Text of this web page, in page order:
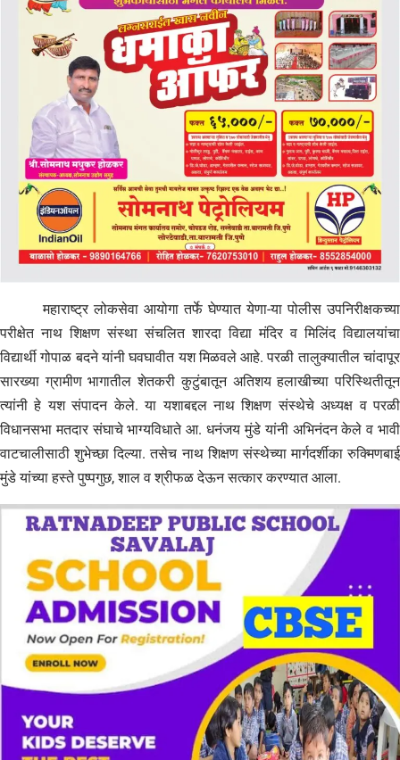
महाराष्ट्र लोकसेवा आयोगा तर्फे घेण्यात येणा-या पोलीस उपनिरीक्षकच्या
परीक्षेत नाथ शिक्षण संस्था संचलित शारदा विद्या मंदिर व मिलिंद विद्यालयांचा
विद्यार्थी गोपाळ बदने यांनी घवघावीत यश मिळवले आहे. परळी तालुक्यातील चांदापूर
सारख्या ग्रामीण भागातील शेतकरी कुटुंबातून अतिशय हलाखीच्या परिस्थितीतून
त्यांनी हे यश संपादन केले. या यशाबद्दल नाथ शिक्षण संस्थेचे अध्यक्ष व परळी
विधानसभा मतदार संघाचे भाग्यविधाते आ. धनंजय मुंडे यांनी अभिनंदन केले व भावी
वाटचालीसाठी शुभेच्छा दिल्या. तसेच नाथ शिक्षण संस्थेच्या मार्गदर्शीका रुक्मिणबाई
मुंडे यांच्या हस्ते पुष्पगुछ, शाल व श्रीफळ देऊन सत्कार करण्यात आला.